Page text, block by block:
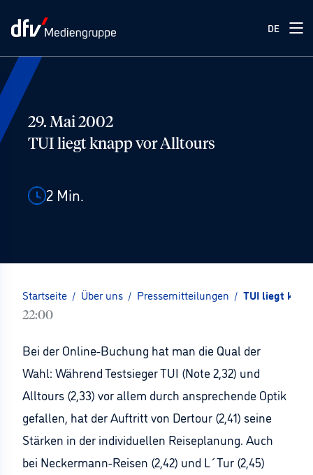
DE
29. Mai 2002
TUI liegt knapp vor Alltours
2 Min.
Startseite / Über uns / Pressemitteilungen / TUI liegt
22:00
Bei der Online-Buchung hat man die Qual der
Wahl: Während Testsieger TUI (Note 2,32) und
Alltours (2,33) vor allem durch ansprechende Optik
gefallen, hat der Auftritt von Dertour (2,41) seine
Stärken in der individuellen Reiseplanung. Auch
bei Neckermann-Reisen (2,42) und L´Tur (2,45)